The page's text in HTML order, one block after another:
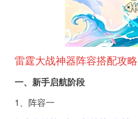
雷霆大战神器阵容搭配攻略
一、新手启航阶段
1、阵容一